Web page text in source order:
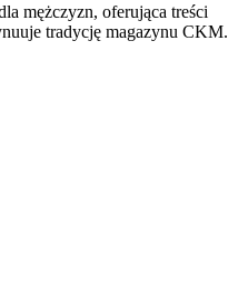
mężczyzn, oferująca treści
tradycję magazynu CKM.